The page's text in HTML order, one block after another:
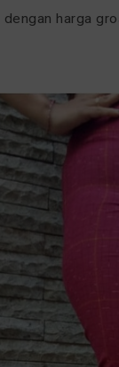
dengan harga